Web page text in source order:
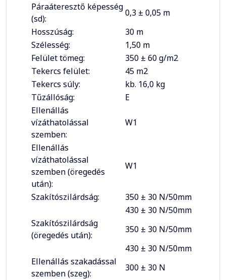
Páraáteresztő képesség
(sd):
0,3 ± 0,05 m
Hosszúság:
30 m
Szélesség:
1,50 m
Felület tömeg:
350 ± 60 g/m2
Tekercs felület:
45 m2
Tekercs súly:
kb. 16,0 kg
Tűzállóság:
E
Ellenállás
vízáthatolással
szemben:
W1
Ellenállás
vízáthatolással
szemben (öregedés
után):
W1
Szakítószilárdság:
350 ± 30 N/50mm
430 ± 30 N/50mm
Szakítószilárdság
(öregedés után):
350 ± 30 N/50mm
430 ± 30 N/50mm
Ellenállás szakadással
szemben (szeg):
300 ± 30 N